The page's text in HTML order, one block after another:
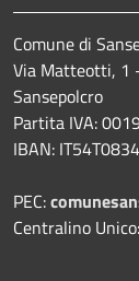
Comune di
Via Matteotti, 1
Sansepolcro
Partita IVA:
IBAN:
PEC:
Centralino